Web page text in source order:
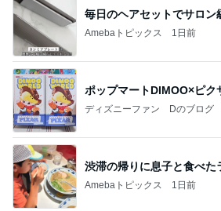
毎日のヘアセットでサロン
Amebaトピックス 1日前
ポップマートDIMOO×ピ
ディズニーファン Dのブログ
渋滞の帰りに息子と食べた
Amebaトピックス 1日前